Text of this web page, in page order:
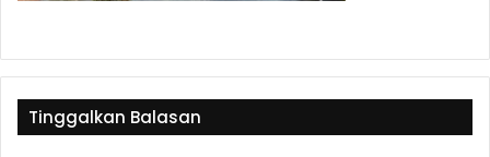
Tinggalkan Balasan